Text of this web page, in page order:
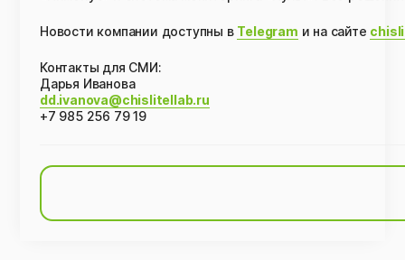
Новости компании доступны в Telegram и на сайте
Контакты для СМИ:
Дарья Иванова
dd.ivanova@chislitellab.ru
+7 985 256 79 19